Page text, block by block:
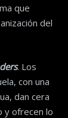
que
del
. Los
con una
dan cera
y ofrecen lo